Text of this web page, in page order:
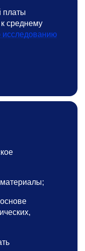
платы
среднему
исследованию